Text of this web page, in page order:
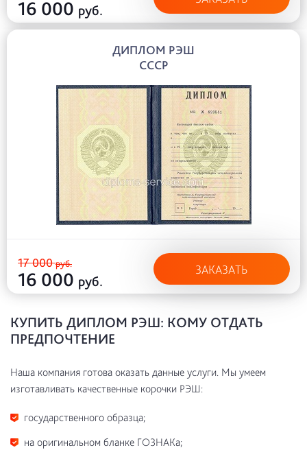
16 000 руб.
ДИПЛОМ РЭШ
СССР
17 000руб.
16 000 руб.
ЗАКАЗАТЬ
КУПИТЬ ДИПЛОМ РЭШ: КОМУ ОТДАТЬ
ПРЕДПОЧТЕНИЕ
Наша компания готова оказать данные услуги. Мы умеем
изготавливать качественные корочки РЭШ:
государственного образца;
на оригинальном бланке ГОЗНАКа;